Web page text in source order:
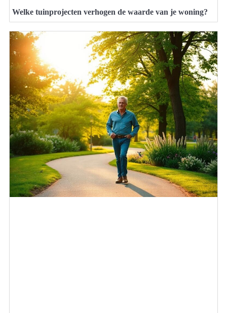
Welke tuinprojecten verhogen de waarde van je woning?